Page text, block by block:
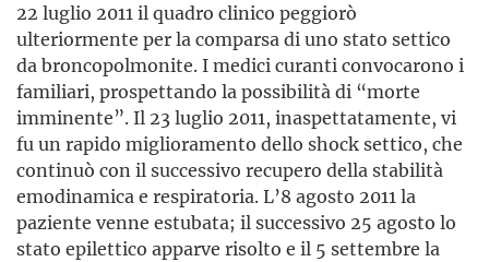
22 luglio 2011 il quadro clinico peggiorò
ulteriormente per la comparsa di uno stato settico
da broncopolmonite. I medici curanti convocarono i
familiari, prospettando la possibilità di “morte
imminente”. Il 23 luglio 2011, inaspettatamente, vi
fu un rapido miglioramento dello shock settico, che
continuò con il successivo recupero della stabilità
emodinamica e respiratoria. L’8 agosto 2011 la
paziente venne estubata; il successivo 25 agosto lo
stato epilettico apparve risolto e il 5 settembre la